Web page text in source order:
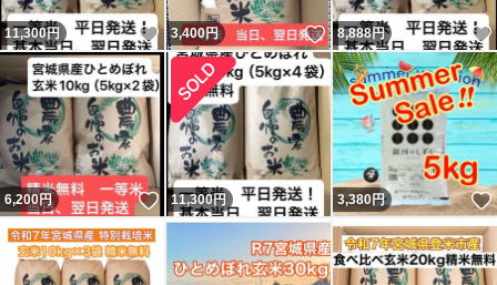
11,300円 いいね！
3,400円 いいね！
8,888円
6,200円 いいね！
11,300円 3,380円